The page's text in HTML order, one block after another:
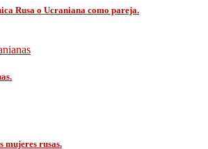
Rusa o Ucraniana como pareja.
mujeres rusas.